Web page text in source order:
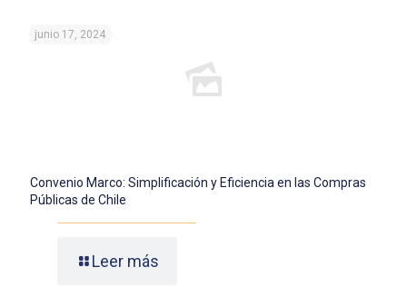
junio 17, 2024
Convenio Marco: Simplificación y Eficiencia en las Compras
Públicas de Chile
Leer más